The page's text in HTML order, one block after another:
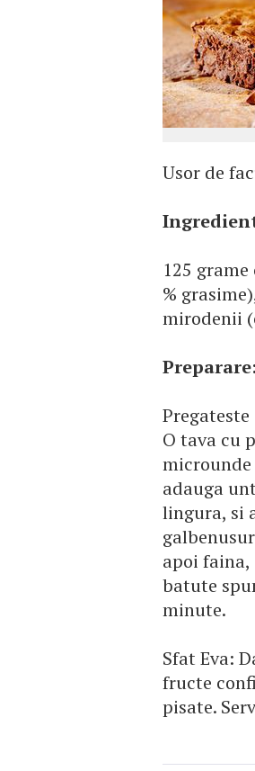
Usor de
125
%
mirodenii
Preparare:
O tava cu
adauga
lingura, si
apoi faina,
batute
minute.
Sfat Eva:
fructe
pisate.